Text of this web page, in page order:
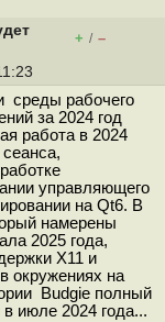
+ / –
среды рабочего
за 2024 год
работа в 2024
управляющего
на Qt6. В
намерены
2025 года,
X11 и
окружениях на
Budgie полный
июле 2024 года...